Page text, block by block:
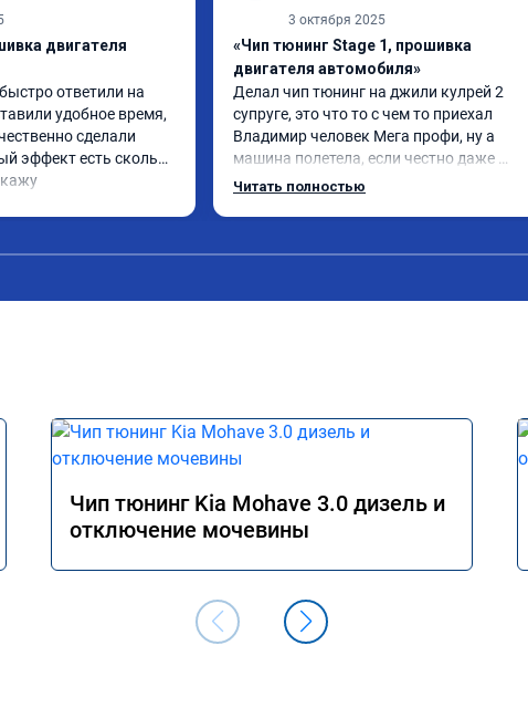
двигателя
ответили на
удобное время,
сделали
эффект есть сколько
3 октября 2025
«Чип тюнинг Stage 1, прошивка
двигателя автомобиля»
Делал чип тюнинг на джили кулрей 2
супруге, это что то с чем то приехал
Владимир человек Мега профи, ну а
машина полетела, если честно даже
страшно было, спасибо огромное. Ну и за
Читать полностью
Чип тюнинг Kia Mohave 3.0 дизель и
отключение мочевины